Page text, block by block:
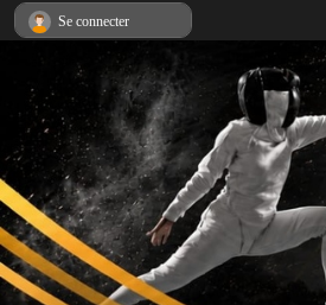
Se connecter
Panneau de gestion des cookies